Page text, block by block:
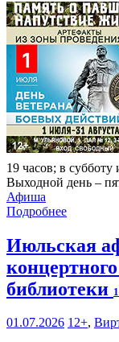
19 часов; в субботу
Выходной день –
Афиша
Подробнее
Июльская
библиотеки
01.07.2026 12+,